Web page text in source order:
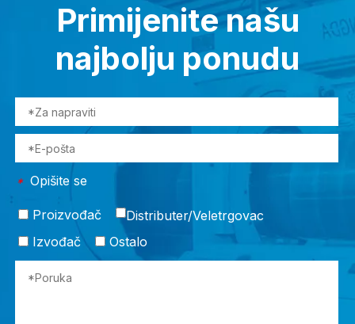
Primijenite našu
najbolju ponudu
* Opišite se
Proizvođač
Distributer/Veletrgovac
Izvođač
Ostalo